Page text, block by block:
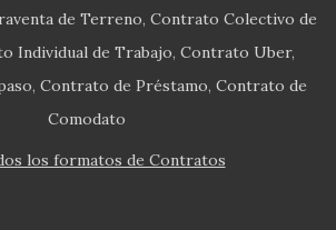
de Terreno Contrato Colectivo de
Individual de Trabajo Contrato Uber
Contrato de Préstamo Contrato de
Comodato
los formatos de Contratos